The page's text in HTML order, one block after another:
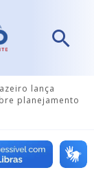
lança
planejamento